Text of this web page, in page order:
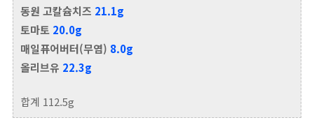
동원 고칼슘치즈 21.1g
토마토 20.0g
매일퓨어버터(무염) 8.0g
올리브유 22.3g
합계 112.5g